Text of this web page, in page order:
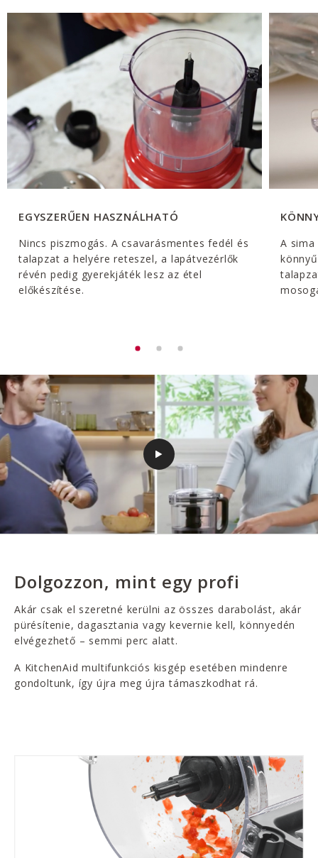
EGYSZERŰEN HASZNÁLHATÓ
Nincs piszmogás. A csavarásmentes fedél és
talapzat a helyére reteszel, a lapátvezérlők
révén pedig gyerekjáték lesz az étel
előkészítése.
A
Dolgozzon, mint egy profi
Akár csak el szeretné kerülni az összes darabolást, akár
pürésítenie, dagasztania vagy kevernie kell, könnyedén
elvégezhető – semmi perc alatt.
A KitchenAid multifunkciós kisgép esetében mindenre
gondoltunk, így újra meg újra támaszkodhat rá.